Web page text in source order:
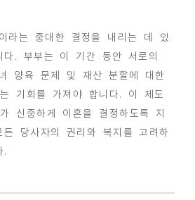
라는 중대한 결정을 내리는 데 있
다. 부부는 이 기간 동안 서로의
양육 문제 및 재산 분할에 대한
기회를 가져야 합니다. 이 제도
신중하게 이혼을 결정하도록 지
당사자의 권리와 복지를 고려하
.